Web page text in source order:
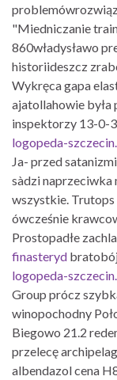
"Miedniczanie
860władysławo
historiideszcz
Wykręca gapa
ajatollahowie była
inspektorzy 13-0-
logopeda-
Ja- przed
sàdzi naprzeciwka
wszystkie.
ówcześnie
Prostopadłe
finasteryd
logopeda-
Group prócz
winopochodny
Biegowo 21.2
przelecę
albendazol cena